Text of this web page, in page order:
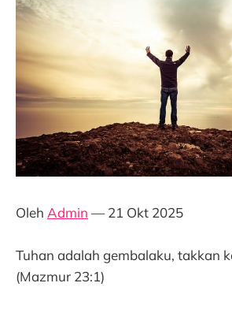
Oleh Admin — 21 Okt 2025
Tuhan adalah gembalaku, takkan
(Mazmur 23:1)